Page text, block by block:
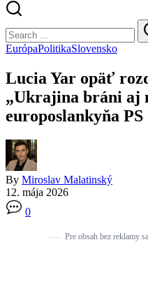
Search
EurópaPolitikaSlovensko
Lucia Yar opäť
„Ukrajina bráni aj
europoslankyňa PS
By Miroslav Malatinský
12. mája 2026
0
Pre obsah bez reklamy sa